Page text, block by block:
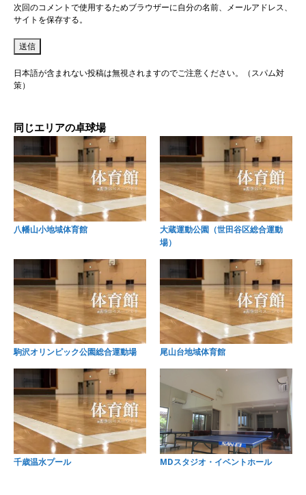
次回のコメントで使用するためブラウザーに自分の名前、メールアドレス、
サイトを保存する。
日本語が含まれない投稿は無視されますのでご注意ください。（スパム対
策）
同じエリアの卓球場
八幡山小地域体育館
大蔵運動公園（世田谷区総合運動
場）
駒沢オリンピック公園総合運動場 尾山台地域体育館
千歳温水プール MDスタジオ・イベントホール